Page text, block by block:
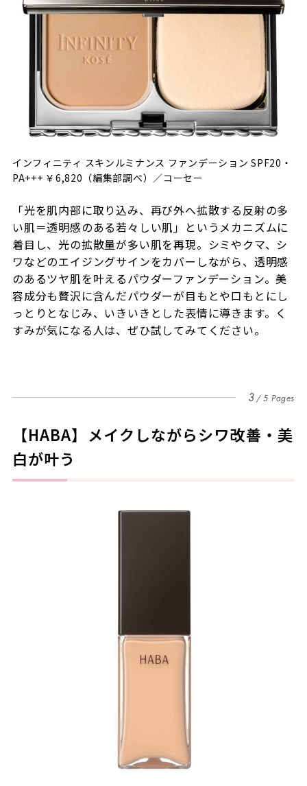
インフィニティ スキンルミナンス ファンデーション SPF20・
PA+++ ￥6,820（編集部調べ）／コーセー
「光を肌内部に取り込み、再び外へ拡散する反射の多
い肌＝透明感のある若々しい肌」というメカニズムに
着目し、光の拡散量が多い肌を再現。シミやクマ、シ
ワなどのエイジングサインをカバーしながら、透明感
のあるツヤ肌を叶えるパウダーファンデーション。美
容成分も贅沢に含んだパウダーが目もとや口もとにし
っとりとなじみ、いきいきとした表情に導きます。く
すみが気になる人は、ぜひ試してみてください。
3 5 Pages
【HABA】メイクしながらシワ改善・美
白が叶う